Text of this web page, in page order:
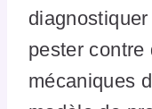
pester contre
mécaniques